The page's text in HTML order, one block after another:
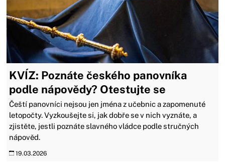
KVÍZ: Poznáte českého panovníka
podle nápovědy? Otestujte se
Čeští panovníci nejsou jen jména z učebnic a zapomenuté
letopočty. Vyzkoušejte si, jak dobře se v nich vyznáte, a
zjistěte, jestli poznáte slavného vládce podle stručných
nápověd.
19.03.2026